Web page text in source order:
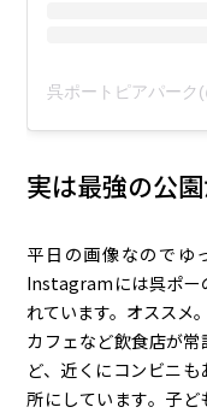
実は最強の公園
平日の画像なのでゆ
Instagramには呉ポー
れています。オススメ。
カフェなど飲食店が
ど、近くにコンビニ
所にしています。子ど